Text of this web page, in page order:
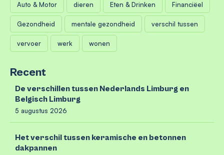
Auto & Motor dieren Eten & Drinken Financiëel
Gezondheid mentale gezondheid verschil tussen
vervoer werk wonen
Recent
De verschillen tussen Nederlands Limburg en
Belgisch Limburg
5 augustus 2026
Het verschil tussen keramische en betonnen
dakpannen